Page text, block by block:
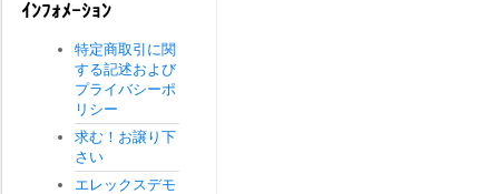
ｲﾝﾌｫﾒｰｼｮﾝ
特定商取引に関
する記述および
プライバシーポ
リシー
求む！お譲り下
さい
エレックスデモ